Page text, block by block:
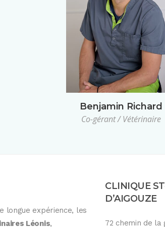
Benjamin Richard
Co-gérant / Vétérinaire
longue expérience, les
Léonis,
CLINIQUE
D’AIGOUZE
72 chemin de la